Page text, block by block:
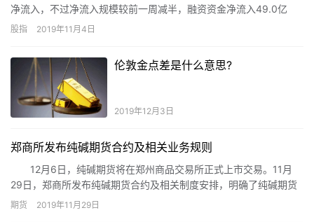
净流入，不过净流入规模较前一周减半，融资资金净流入49.0亿
元，较上周翻倍。在A股估值水平小幅回升的同时，市场对于后市的
做多，“长牛”仍在，但也有券商保持谨慎，认为市场还需等待新的催
化剂。
股指 2019年11月4日
伦敦金点差是什么意思?
2019年12月3日
郑商所发布纯碱期货合约及相关业务规则
12月6日，纯碱期货将在郑州商品交易所正式上市交易。11月
29日，郑商所发布纯碱期货合约及相关制度安排，明确了纯碱期货
的合约规则、交割制度等相关事项。
期货 2019年11月29日